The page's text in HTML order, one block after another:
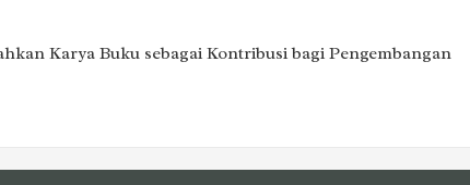
Karya Buku sebagai Kontribusi bagi Pengembangan